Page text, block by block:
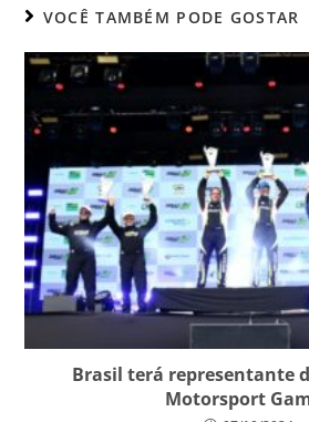
VOCÊ TAMBÉM PODE GOSTAR
Brasil terá representante
Motorsport